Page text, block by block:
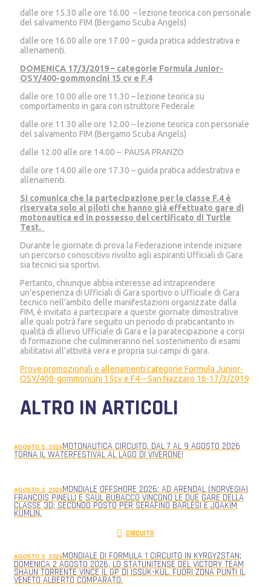
dalle ore 15.30 alle ore 16.00 – lezione teorica con personale
del salvamento FIM (Bergamo Scuba Angels)
dalle ore 16.00 alle ore 17.00 – guida pratica addestrativa e
allenamenti.
DOMENICA 17/3/2019 – categorie Formula Junior-
OSY/400-gommoncini 15 cv e F.4
dalle ore 10.00 alle ore 11.30 – lezione teorica su
comportamento in gara con istruttore Federale
dalle ore 11.30 alle ore 12.00 – lezione teorica con personale
del salvamento FIM (Bergamo Scuba Angels)
dalle 12.00 alle ore 14.00 – PAUSA PRANZO
dalle ore 14.00 alle ore 17.30 – guida pratica addestrativa e
allenamenti.
Si comunica che la partecipazione per la classe F.4 è
riservata solo ai piloti che hanno già effettuato gare di
motonautica ed in possesso del certificato di Turtle
Test.
Durante le giornate di prova la Federazione intende iniziare
un percorso conoscitivo rivolto agli aspiranti Ufficiali di Gara
sia tecnici sia sportivi.
Pertanto, chiunque abbia interesse ad intraprendere
un’esperienza di Ufficiali di Gara sportivo o Ufficiale di Gara
tecnico nell’ambito delle manifestazioni organizzate dalla
FIM, è invitato a partecipare a queste giornate dimostrative
alle quali potrà fare seguito un periodo di praticantanto in
qualità di allievo Ufficiale di Gara e la paratecipazione a corsi
di formazione che culmineranno nel sostenimento di esami
abilitativi all’attività vera e propria sui campi di gara.
Prove promozionali e allenamenti categorie Formula Junior-
OSY/400-gommoncini 15cv e F4 – San Nazzaro 16-17/3/2019
ALTRO IN ARTICOLI
AGOSTO 5, 2026MOTONAUTICA CIRCUITO, DAL 7 AL 9 AGOSTO 2026
TORNA IL WATERFESTIVAL AL LAGO DI VIVERONE!
AGOSTO 3, 2026MONDIALE OFFSHORE 2026: AD ARENDAL (NORVEGIA)
FRANCOIS PINELLI E SAUL BUBACCO VINCONO LE DUE GARE DELLA
CLASSE 3D; SECONDO POSTO PER SERAFINO BARLESI E JOAKIM
KUMLIN.
CIRCUITO
AGOSTO 3, 2026MONDIALE DI FORMULA 1 CIRCUITO IN KYRGYZSTAN;
DOMENICA 2 AGOSTO 2026, LO STATUNITENSE DEL VICTORY TEAM
SHAUN TORRENTE VINCE IL GP DI ISSUK-KUL. FUORI ZONA PUNTI IL
VENETO ALBERTO COMPARATO.